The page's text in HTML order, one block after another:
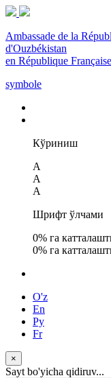
Ambassade de la
d'Ouzbékistan
en République Française
symbole
Кўриниш
A
A
A
Шрифт ўлчами
0% га
0% га
O'z
En
Ру
Fr
×
Sayt bo'yicha qidiruv...